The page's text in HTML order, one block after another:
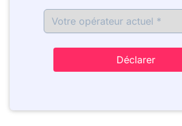
Déclarer